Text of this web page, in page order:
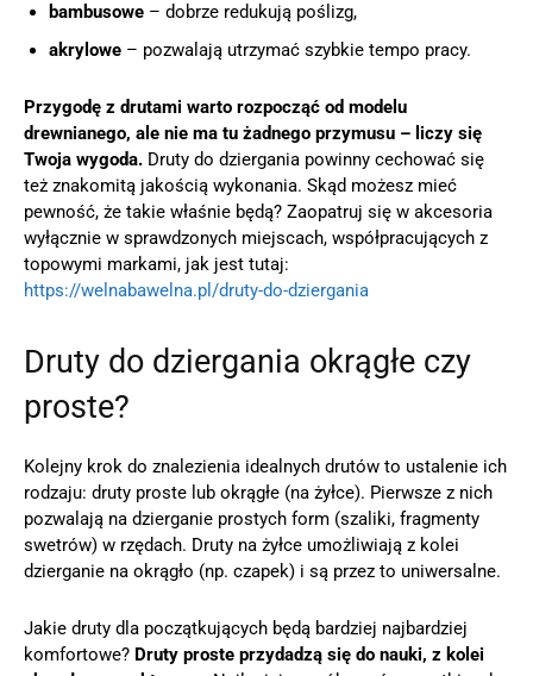
bambusowe – dobrze redukują poślizg,
akrylowe – pozwalają utrzymać szybkie tempo pracy.
Przygodę z drutami warto rozpocząć od modelu
drewnianego, ale nie ma tu żadnego przymusu – liczy się
Twoja wygoda. Druty do dziergania powinny cechować się
też znakomitą jakością wykonania. Skąd możesz mieć
pewność, że takie właśnie będą? Zaopatruj się w akcesoria
wyłącznie w sprawdzonych miejscach, współpracujących z
topowymi markami, jak jest tutaj:
https://welnabawelna.pl/druty-do-dziergania
Druty do dziergania okrągłe czy
proste?
Kolejny krok do znalezienia idealnych drutów to ustalenie ich
rodzaju: druty proste lub okrągłe (na żyłce). Pierwsze z nich
pozwalają na dzierganie prostych form (szaliki, fragmenty
swetrów) w rzędach. Druty na żyłce umożliwiają z kolei
dzierganie na okrągło (np. czapek) i są przez to uniwersalne.
Jakie druty dla początkujących będą bardziej najbardziej
komfortowe? Druty proste przydadzą się do nauki, z kolei